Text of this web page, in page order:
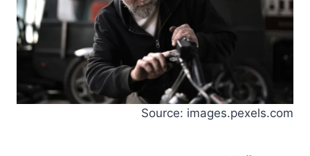
Source: images.pexels.com